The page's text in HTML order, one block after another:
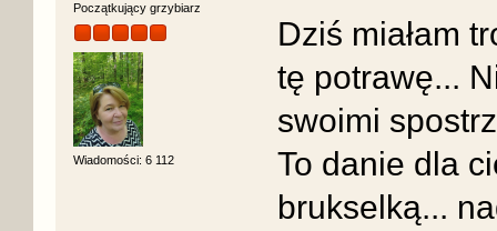
Początkujący grzybiarz
Wiadomości: 6 112
Dziś miałam
tę potrawę...
swoimi
To danie dla
brukselką...